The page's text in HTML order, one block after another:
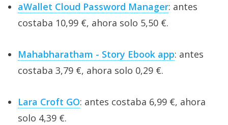
aWallet Cloud Password Manager: antes
costaba 10,99 €, ahora solo 5,50 €.
Mahabharatham - Story Ebook app: antes
costaba 3,79 €, ahora solo 0,29 €.
Lara Croft GO: antes costaba 6,99 €, ahora
solo 4,39 €.